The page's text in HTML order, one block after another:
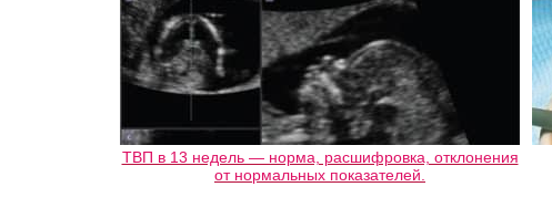
ТВП в 13 недель — норма, расшифровка, отклонения
от нормальных показателей.